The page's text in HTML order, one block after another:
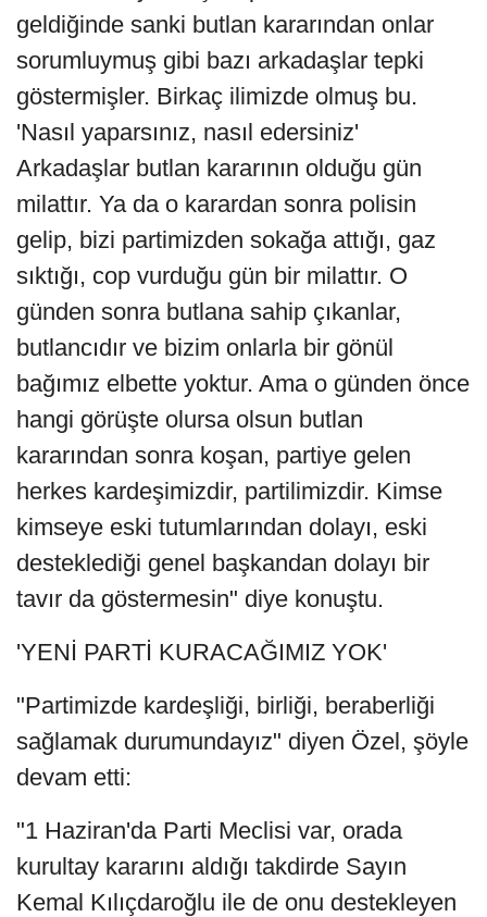
geldiğinde sanki butlan kararından onlar
sorumluymuş gibi bazı arkadaşlar tepki
göstermişler. Birkaç ilimizde olmuş bu.
'Nasıl yaparsınız, nasıl edersiniz'
Arkadaşlar butlan kararının olduğu gün
milattır. Ya da o karardan sonra polisin
gelip, bizi partimizden sokağa attığı, gaz
sıktığı, cop vurduğu gün bir milattır. O
günden sonra butlana sahip çıkanlar,
butlancıdır ve bizim onlarla bir gönül
bağımız elbette yoktur. Ama o günden önce
hangi görüşte olursa olsun butlan
kararından sonra koşan, partiye gelen
herkes kardeşimizdir, partilimizdir. Kimse
kimseye eski tutumlarından dolayı, eski
desteklediği genel başkandan dolayı bir
tavır da göstermesin" diye konuştu.
'YENİ PARTİ KURACAĞIMIZ YOK'
"Partimizde kardeşliği, birliği, beraberliği
sağlamak durumundayız" diyen Özel, şöyle
devam etti:
"1 Haziran'da Parti Meclisi var, orada
kurultay kararını aldığı takdirde Sayın
Kemal Kılıçdaroğlu ile de onu destekleyen